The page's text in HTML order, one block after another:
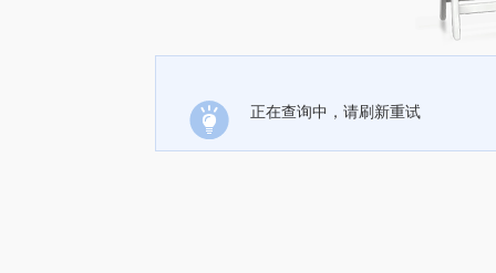
正在查询中，请刷新重试